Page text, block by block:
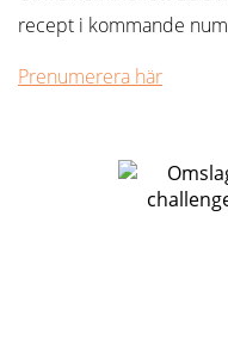
recept i kommande
Prenumerera här